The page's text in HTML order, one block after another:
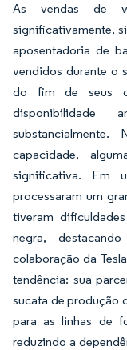
As vendas de
significativamente,
aposentadoria de
vendidos durante o
do fim de seus
capacidade,
significativa. Em
processaram um
tiveram
negra,
colaboração da
tendência: sua
sucata de produção
para as linhas de
reduzindo a